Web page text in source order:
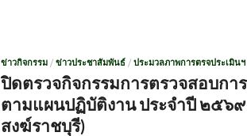
ข่าวกิจกรรม / ข่าวประชาสัมพันธ์ / ประมวลภาพการตรจประเมินฯ
ปิดตรวจกิจกรรมการตรวจสอบกา
ตามแผนปฏิบัติงาน ประจำปี ๒๕๖๙
สงฆ์ราชบุรี)